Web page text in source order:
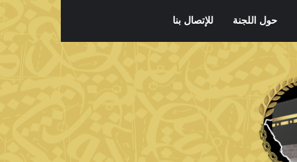
حول اللجنة للإتصال بنا